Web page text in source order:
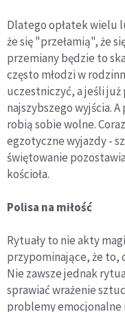
Dlatego opłatek wielu
że się "przełamią", że
przemiany będzie to
często młodzi w
uczestniczyć, a jeśli
najszybszego wyjścia.
robią sobie wolne.
egzotyczne wyjazdy -
świętowanie
kościoła.
Polisa na miłość
Rytuały to nie akty
przypominające, że to,
Nie zawsze jednak
sprawiać wrażenie
problemy emocjonalne